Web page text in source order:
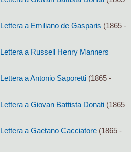
Lettera a Emiliano de Gasparis (1865 -
Lettera a Russell Henry Manners
Lettera a Antonio Saporetti (1865 -
Lettera a Giovan Battista Donati (1865
Lettera a Gaetano Cacciatore (1865 -